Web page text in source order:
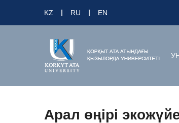
KZ RU EN
Арал өңірі